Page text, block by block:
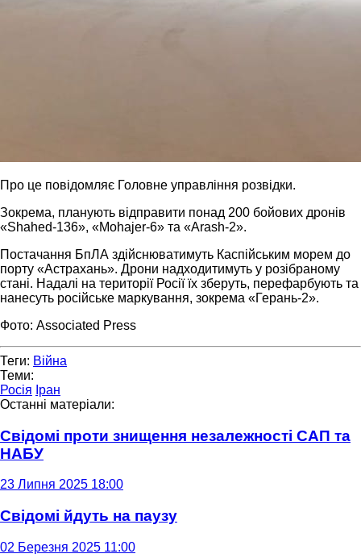
Про це повідомляє Головне управління розвідки.
Зокрема, планують відправити понад 200 бойових дронів
«Shahed-136», «Mohajer-6» та «Arash-2».
Постачання БпЛА здійснюватимуть Каспійським морем до
порту «Астрахань». Дрони надходитимуть у розібраному
стані. Надалі на території Росії їх зберуть, перефарбують та
нанесуть російське маркування, зокрема «Герань-2».
Фото: Associated Press
Теги: Війна
Теми:
Росія Іран
Останні матеріали:
Свідомі проти знищення незалежності САП та
НАБУ
23 Липня 2025 18:00
Свідомі йдуть на паузу
02 Березня 2025 11:00